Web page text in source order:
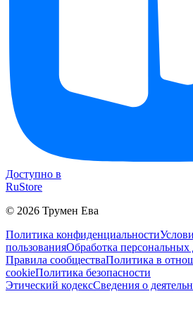
Доступно в
RuStore
© 2026 Трумен Ева
Политика конфиденциальности
пользованияОбработка
Правила сообществаПолитика в
cookieПолитика безопасности
Этический кодексСведения о